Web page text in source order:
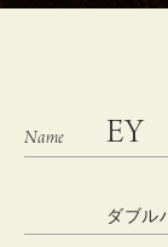
EY
ダブル